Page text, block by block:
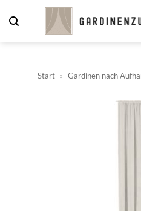
Inhalt
Start » Gardinen nach